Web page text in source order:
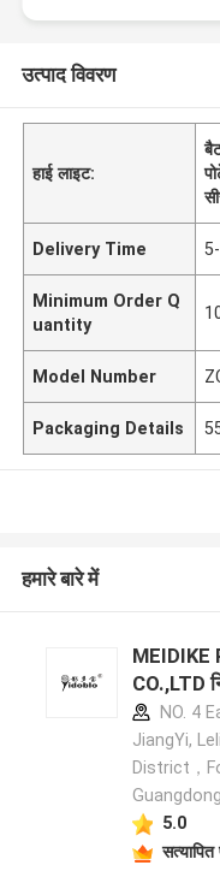
उत्पाद विवरण
हाई लाइट:
Delivery Time
Minimum Order Q
uantity
Model Number
Packaging Details
हमारे बारे में
MEIDIKE
CO.,LTD
NO. 4
JiangYi,
District，
5.0